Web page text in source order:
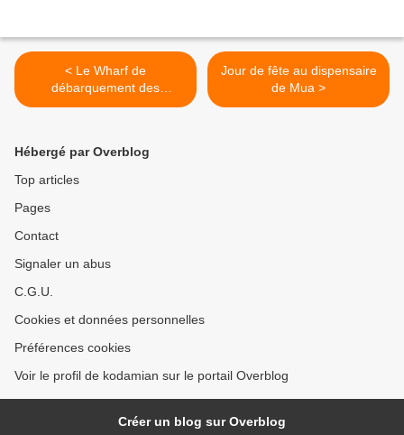
< Le Wharf de
débarquement des
Américains à Wallis
Jour de fête au dispensaire
de Mua >
Hébergé par Overblog
Top articles
Pages
Contact
Signaler un abus
C.G.U.
Cookies et données personnelles
Préférences cookies
Voir le profil de kodamian sur le portail Overblog
Créer un blog sur Overblog